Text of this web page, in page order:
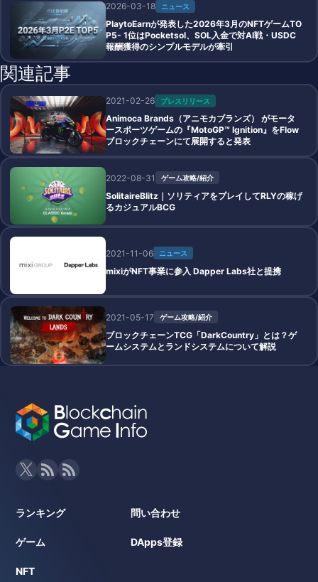
2026-03-18 ニュース
PlaytoEarnが発表した2026年3月のNFTゲームTO
P5- 1位はPocketsol、SOL入金で対AI戦・USDC
報酬獲得のシンプルモデルが牽引
関連記事
2021-02-26 プレスリリース
Animoca Brands（アニモカブランズ） がモータ
ースポーツゲームの『MotoGP™ Ignition』をFlow
ブロックチェーンにて展開すると発表
2022-08-31 ゲーム攻略/紹介
SolitaireBlitz｜ソリティアをプレイしてRLYの稼げ
るカジュアルBCG
2021-11-06 ニュース
mixiがNFT事業に参入 Dapper Labs社と提携
2021-05-17 ゲーム攻略/紹介
ブロックチェーンTCG「DarkCountry」とは？ゲ
ームシステムとランドシステムについて解説
ランキング
ゲーム
NFT
問い合わせ
DApps登録